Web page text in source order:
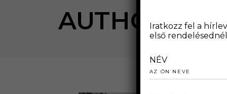
AUTHOR:Iratkozz fel a
első
NÉV